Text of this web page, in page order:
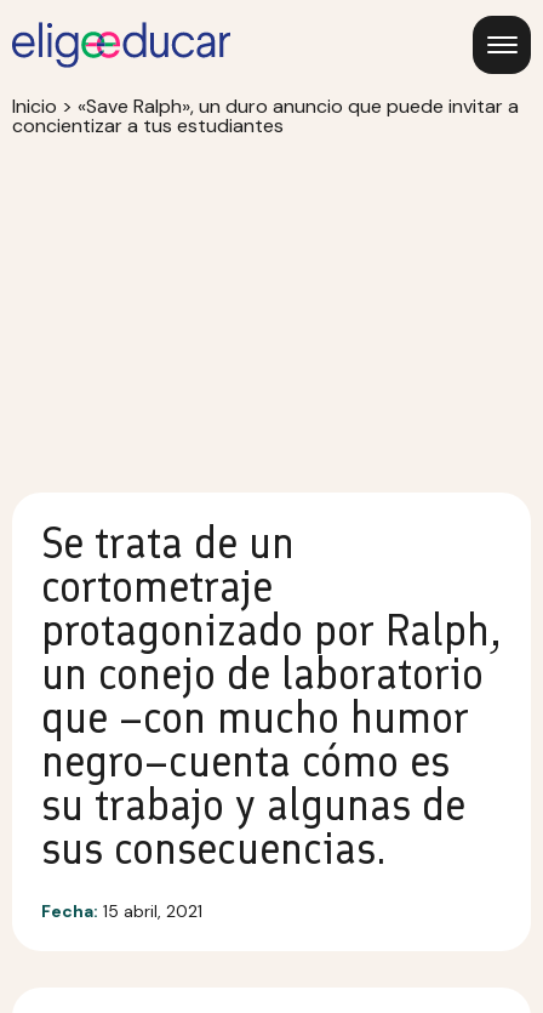
Inicio > «Save Ralph», un duro anuncio que puede invitar a
concientizar a tus estudiantes
Se trata de un
cortometraje
protagonizado por Ralph,
un conejo de laboratorio
que –con mucho humor
negro–cuenta cómo es
su trabajo y algunas de
sus consecuencias.
Fecha: 15 abril, 2021